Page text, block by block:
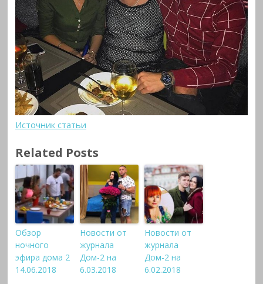
Источник статьи
Related Posts
Обзор
ночного
эфира дома 2
14.06.2018
Новости от
журнала
Дом-2 на
6.03.2018
Новости от
журнала
Дом-2 на
6.02.2018